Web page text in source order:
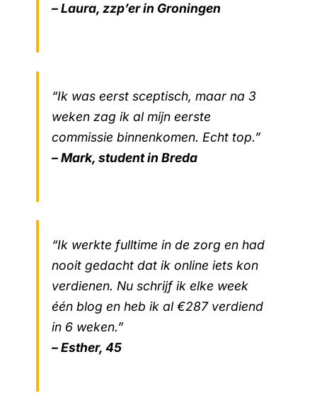
– Laura, zzp’er in Groningen
“Ik was eerst sceptisch, maar na 3
weken zag ik al mijn eerste
commissie binnenkomen. Echt top.”
– Mark, student in Breda
“Ik werkte fulltime in de zorg en had
nooit gedacht dat ik online iets kon
verdienen. Nu schrijf ik elke week
één blog en heb ik al €287 verdiend
in 6 weken.”
– Esther, 45